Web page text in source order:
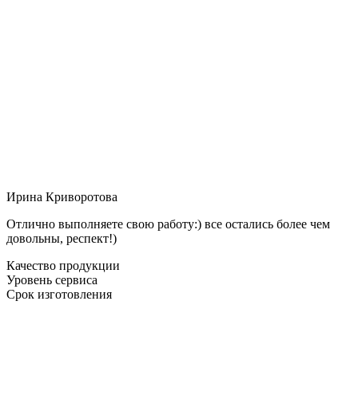
Ирина Криворотова
Отлично выполняете свою работу:) все остались более чем
довольны, респект!)
Качество продукции
Уровень сервиса
Срок изготовления